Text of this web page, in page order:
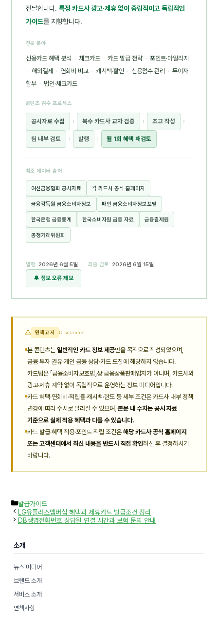
전달합니다. 특정 카드사 광고·제휴 없이 중립적이고 독립적인
가이드를 지향합니다.
전문 분야
신용카드 혜택 분석 · 체크카드 · 카드 발급 전략 · 포인트·마일리지
· 해외결제 · 연회비 비교 · 캐시백·할인 · 신용점수 관리 · 무이자
할부 · 법인·체크카드
콘텐츠 검수 프로세스
공시자료 수집 › 복수 카드사 교차 검증 › 초고 작성 ›
팀 내부 검토 › 발행 › 월 1회 혜택 재검토
참조 데이터 출처
여신금융협회 공시자료 각 카드사 공식 홈페이지
금융감독원 금융소비자정보 파인 금융소비자정보포털
한국은행 금융통계 한국소비자원 금융 자료 금융결제원
공정거래위원회
발행 2026년 6월 5일 · 최종 검토 2026년 6월 15일
🔔 정보 오류 제보
면책고지 Disclaimer
본 콘텐츠는 일반적인 카드 정보 제공만을 목적으로 작성되었으며,
금융 투자 권유·개인 금융 상담·카드 모집에 해당하지 않습니다.
카드팁은 「금융소비자보호법」상 금융상품판매업자가 아니며, 카드사와
광고·제휴 계약 없이 독립적으로 운영하는 정보 미디어입니다.
카드 혜택·연회비·적립률·캐시백·한도 등 세부 조건은 카드사 내부 정책
변경에 따라 수시로 달라질 수 있으며,본문 내 수치는 공시 자료
기준으로 실제 적용 혜택과 다를 수 있습니다.
카드 발급·혜택 적용·포인트 적립 조건은 해당 카드사 공식 홈페이지
또는 고객센터에서 최신 내용을 반드시 직접 확인하신 후 결정하시기
바랍니다.
카
테
고
리
발급가이드
LG유플러스멤버십 혜택과 제휴카드 발급조건 정리
DB생명전화번호 상담원 연결 시간과 보험 문의 안내
소개
뉴스 미디어
브랜드 소개
서비스 소개
면책사항